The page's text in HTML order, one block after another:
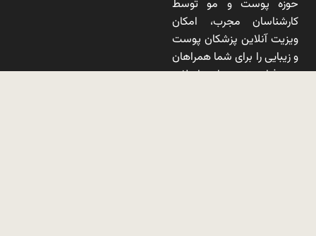
حوزه پوست و مو توسط
کارشناسان مجرب، امکان
ویزیت آنلاین پزشکان پوست
و زیبایی را برای شما همراهان
عزیز فراهم نموده ایم تا علاوه